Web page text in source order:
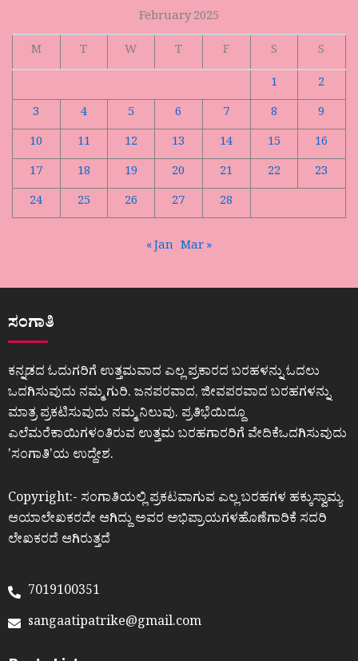
February 2025
M
T W T F S
S
1
2
3
4 5 6 7 8
9
10
11 12 13 14 15
16
17
18 19 20 21 22
23
24
25 26 27 28
« Jan Mar »
ಸಂಗಾತಿ
ಕನ್ನಡದ ಓದುಗರಿಗೆ ಉತ್ತಮವಾದ ಎಲ್ಲ ಪ್ರಕಾರದ ಬರಹಳನ್ನು ಓದಲು
ಒದಗಿಸುವುದು ನಮ್ಮ ಗುರಿ. ಜನಪರವಾದ, ಜೀವಪರವಾದ ಬರಹಗಳನ್ನು
ಮಾತ್ರ ಪ್ರಕಟಿಸುವುದು ನಮ್ಮ ನಿಲುವು. ಪ್ರತಿಭೆಯಿದ್ದೂ
ಎಲೆಮರೆಕಾಯಿಗಳಂತಿರುವ ಉತ್ತಮ ಬರಹಗಾರರಿಗೆ ವೇದಿಕೆಒದಗಿಸುವುದು
ʼಸಂಗಾತಿʼಯ ಉದ್ದೇಶ.
Copyright:- ಸಂಗಾತಿಯಲ್ಲಿ ಪ್ರಕಟವಾಗುವ ಎಲ್ಲ ಬರಹಗಳ ಹಕ್ಕುಸ್ವಾಮ್ಯ
ಆಯಾಲೇಖಕರದೇ ಆಗಿದ್ದು ಅವರ ಅಭಿಪ್ರಾಯಗಳಹೊಣೆಗಾರಿಕೆ ಸದರಿ
ಲೇಖಕರದೆ ಆಗಿರುತ್ತದೆ
7019100351
sangaatipatrike@gmail.com